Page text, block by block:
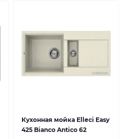
Кухонная мойка Elleci Easy
425 Bianco Antico 62